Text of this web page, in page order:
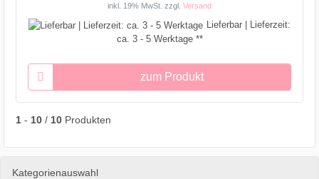
inkl. 19% MwSt. zzgl. Versand
Lieferbar | Lieferzeit:
ca. 3 - 5 Werktage **
zum Produkt
1 - 10 / 10 Produkten
Kategorienauswahl